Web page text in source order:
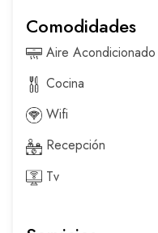
Comodidades
Aire Acondicionado
Cocina
Wifi
Recepción
Tv